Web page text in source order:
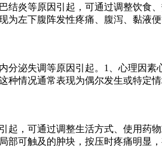
炎等原因引起，可通过调整饮食
左下腹阵发性疼痛、腹泻、黏液
泌失调等原因引起。1、心理因
情况通常表现为偶尔发生或特定
，可通过调整生活方式、使用药
可触及的肿块，按压时疼痛明显